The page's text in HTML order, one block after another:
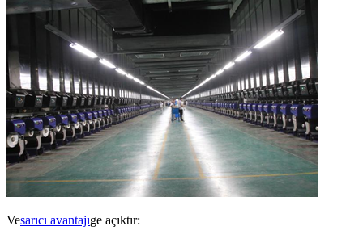
Vesarıcı avantajıge açıktır: